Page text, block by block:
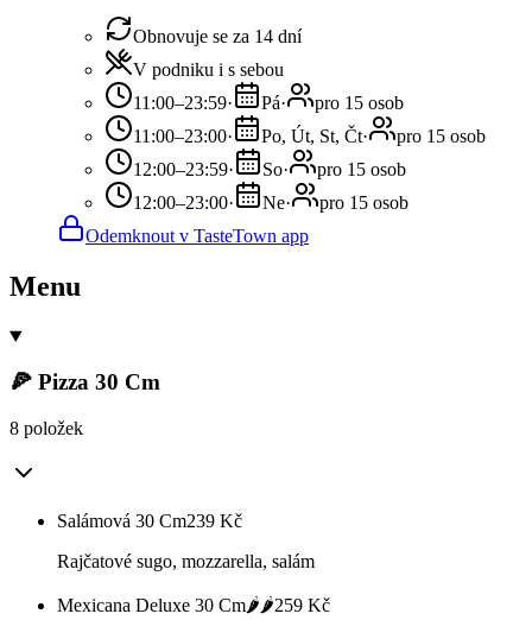
Obnovuje se za 14 dní
V podniku i s sebou
11:00–23:59· Pá·
pro 15 osob
11:00–23:00· Po, Út, St, Čt·
pro 15 osob
12:00–23:59· So·
pro 15 osob
12:00–23:00· Ne·
pro 15 osob
Odemknout v TasteTown app
Menu
🍕 Pizza 30 Cm
8 položek
Salámová 30 Cm239 Kč
Rajčatové sugo, mozzarella, salám
Mexicana Deluxe 30 Cm🌶️🌶️259 Kč